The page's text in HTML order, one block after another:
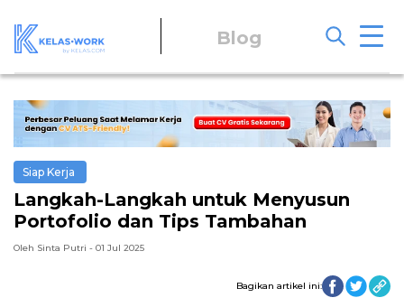
Blog
Siap Kerja
Langkah-Langkah untuk Menyusun
Portofolio dan Tips Tambahan
Oleh Sinta Putri - 01 Jul 2025
Bagikan artikel ini: